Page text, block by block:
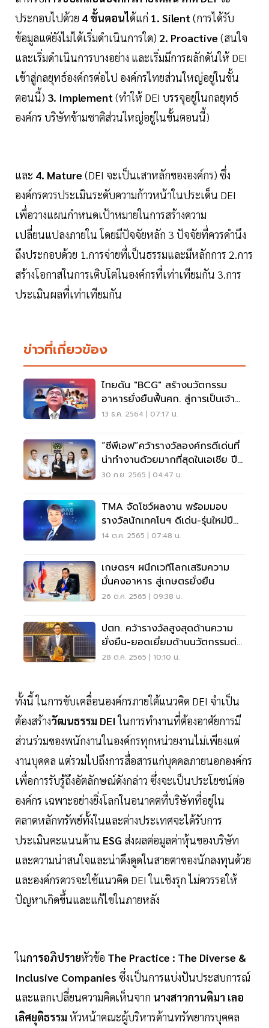
ประกอบไปด้วย 4 ขั้นตอนได้แก่ 1. Silent(การได้รับ
ข้อมูลแต่ยังไม่ได้เริ่มดำเนินการใด) 2. Proactive (สนใจ
และเริ่มดำเนินการบางอย่าง และเริ่มมีการผลักดันให้ DEI
เข้าสู่กลยุทธ์องค์กรต่อไป องค์กรไทยส่วนใหญ่อยู่ในขั้น
ตอนนี้) 3. Implement(ทำให้ DEI บรรจุอยู่ในกลยุทธ์
องค์กร บริษัทข้ามชาติส่วนใหญ่อยู่ในขั้นตอนนี้)
และ 4. Mature (DEI จะเป็นเสาหลักขององค์กร) ซึ่ง
องค์กรควรประเมินระดับความก้าวหน้าในประเด็น DEI
เพื่อวางแผนกำหนดเป้าหมายในการสร้างความ
เปลี่ยนแปลงภายใน โดยมีปัจจัยหลัก 3 ปัจจัยที่ควรคำนึง
ถึงประกอบด้วย 1.การจ่ายที่เป็นธรรมและมีหลักการ 2.การ
สร้างโอกาสในการเติบโตในองค์กรที่เท่าเทียมกัน 3.การ
ประเมินผลที่เท่าเทียมกัน
ข่าวที่เกี่ยวข้อง
ไทยดัน "BCG" สร้างนวัตกรรม
อาหารยั่งยืนฟื้นศก. สู่การเป็นเจ้า
ภาพ APEC ปี 65
13 ธ.ค. 2564 | 07:17 น.
“ซีพีเอฟ”คว้ารางวัลองค์กรดีเด่นที่
น่าทำงานด้วยมากที่สุดในเอเชีย ปี
2022
30 ก.ย. 2565 | 04:47 น.
TMA จัดโชว์ผลงาน พร้อมมอบ
รางวัลนักเทคโนฯ ดีเด่น-รุ่นใหม่ปี
65
14 ต.ค. 2565 | 07:48 น.
เกษตรฯ ผนึกเวทีโลกเสริมความ
มั่นคงอาหาร สู่เกษตรยั่งยืน
26 ต.ค. 2565 | 09:38 น.
ปตท. คว้ารางวัลสูงสุดด้านความ
ยั่งยืน-ยอดเยี่ยมด้านนวัตกรรมต่อ
เนื่อง 2 ปี
28 ต.ค. 2565 | 10:10 น.
ทั้งนี้ ในการขับเคลื่อนองค์กรภายใต้แนวคิด DEI จำเป็น
ต้องสร้างวัฒนธรรม DEIในการทำงานที่ต้องอาศัยการมี
ส่วนร่วมของพนักงานในองค์กรทุกหน่วยงานไม่เพียงแต่
งานบุคคล แต่รวมไปถึงการสื่อสารแก่บุคคลภายนอกองค์กร
เพื่อการรับรู้ถึงอัตลักษณ์ดังกล่าว ซึ่งจะเป็นประโยชน์ต่อ
องค์กร เฉพาะอย่างยิ่งโลกในอนาคตที่บริษัทที่อยู่ใน
ตลาดหลักทรัพย์ทั้งในและต่างประเทศจะได้รับการ
ประเมินคะแนนด้าน ESG ส่งผลต่อมูลค่าหุ้นของบริษัท
และความน่าสนใจและน่าดึงดูดในสายตาของนักลงทุนด้วย
และองค์กรควรจะใช้แนวคิด DEI ในเชิงรุก ไม่ควรรอให้
ปัญหาเกิดขึ้นและแก้ไขในภายหลัง
ในการอภิปรายหัวข้อ The Practice : The Diverse &
Inclusive Companies ซึ่งเป็นการแบ่งปันประสบการณ์
และแลกเปลี่ยนความคิดเห็นจาก นางสาวกานติมา เลอ
เลิศยุติธรรม หัวหน้าคณะผู้บริหารด้านทรัพยากรบุคคล